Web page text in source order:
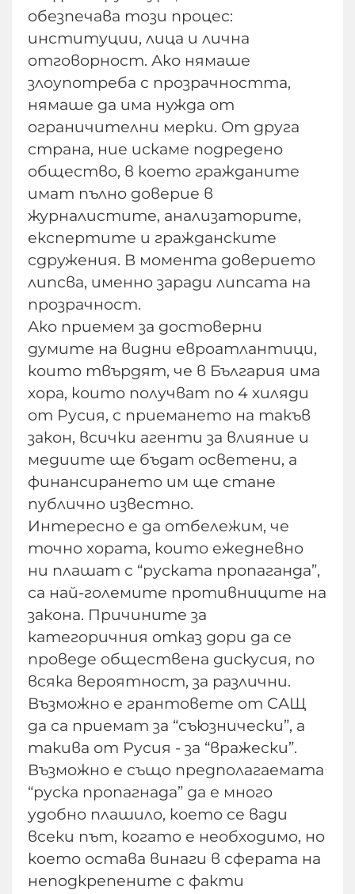
обезпечава този процес:
институции, лица и лична
отговорност. Ако нямаше
злоупотреба с прозрачността,
нямаше да има нужда от
ограничителни мерки. От друга
страна, ние искаме подредено
общество, в което гражданите
имат пълно доверие в
журналистите, анализаторите,
експертите и гражданските
сдружения. В момента доверието
липсва, именно заради липсата на
прозрачност.
Ако приемем за достоверни
думите на видни евроатлантици,
които твърдят, че в България има
хора, които получват по 4 хиляди
от Русия, с приемането на такъв
закон, всички агенти за влияние и
медиите ще бъдат осветени, a
финансирането им ще стане
публично известно.
Интересно е да отбележим, че
точно хората, които ежедневно
ни плашат с “руската пропаганда”,
са най-големите противниците на
закона. Причините за
категоричния отказ дори да се
проведе обществена дискусия, по
всяка вероятност, за различни.
Възможно е грантовете от САЩ
да са приемат за “съюзнически”, а
такива от Русия - за “вражески”.
Възможно е също предполагаемата
“руска пропагнада” да е много
удобно плашило, което се вади
всеки път, когато е необходимо, но
което остава винаги в сферата на
неподкрепените с факти